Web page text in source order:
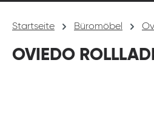
Startseite Büromöbel
OVIEDO